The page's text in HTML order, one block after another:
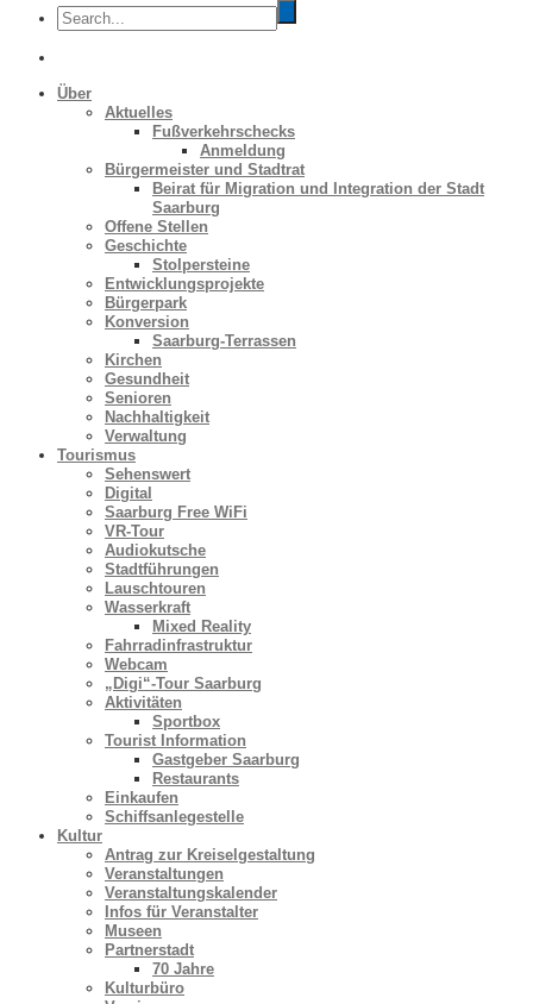
Über
Aktuelles
Fußverkehrschecks
Anmeldung
Bürgermeister und Stadtrat
Beirat für Migration und Integration der Stadt
Saarburg
Offene Stellen
Geschichte
Stolpersteine
Entwicklungsprojekte
Bürgerpark
Konversion
Saarburg-Terrassen
Kirchen
Gesundheit
Senioren
Nachhaltigkeit
Verwaltung
Tourismus
Sehenswert
Digital
Saarburg Free WiFi
VR-Tour
Audiokutsche
Stadtführungen
Lauschtouren
Wasserkraft
Mixed Reality
Fahrradinfrastruktur
Webcam
„Digi“-Tour Saarburg
Aktivitäten
Sportbox
Tourist Information
Gastgeber Saarburg
Restaurants
Einkaufen
Schiffsanlegestelle
Kultur
Antrag zur Kreiselgestaltung
Veranstaltungen
Veranstaltungskalender
Infos für Veranstalter
Museen
Partnerstadt
70 Jahre
Kulturbüro